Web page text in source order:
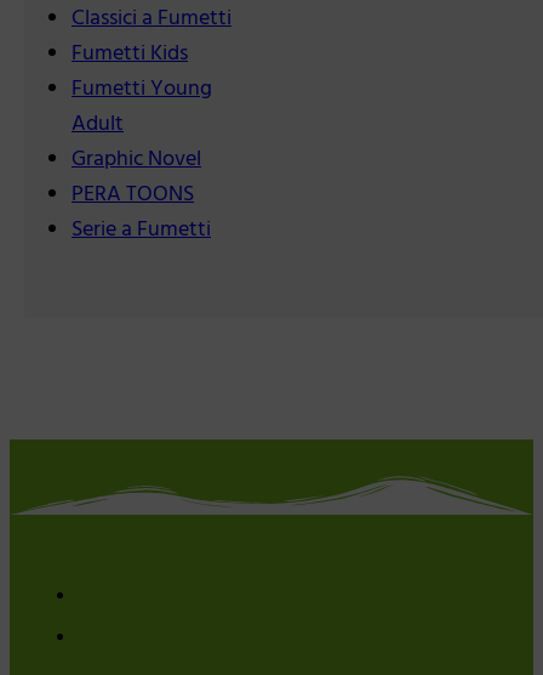
Classici a Fumetti
Fumetti Kids
Fumetti Young
Adult
Graphic Novel
PERA TOONS
Serie a Fumetti